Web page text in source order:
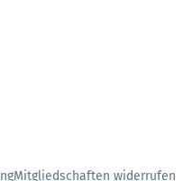
Mitgliedschaften widerrufen